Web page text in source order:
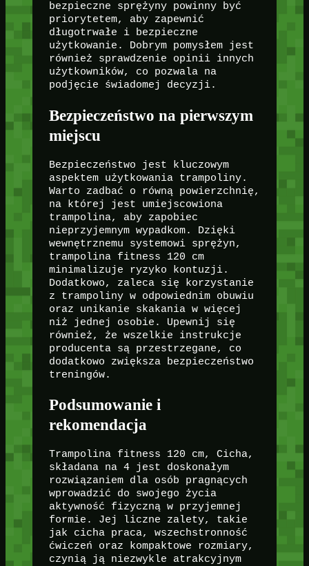
bezpieczne sprężyny powinny być
priorytetem, aby zapewnić
długotrwałe i bezpieczne
użytkowanie. Dobrym pomysłem jest
również sprawdzenie opinii innych
użytkowników, co pozwala na
podjęcie świadomej decyzji.
Bezpieczeństwo na pierwszym
miejscu
Bezpieczeństwo jest kluczowym
aspektem użytkowania trampoliny.
Warto zadbać o równą powierzchnię,
na której jest umiejscowiona
trampolina, aby zapobiec
nieprzyjemnym wypadkom. Dzięki
wewnętrznemu systemowi sprężyn,
trampolina fitness 120 cm
minimalizuje ryzyko kontuzji.
Dodatkowo, zaleca się korzystanie
z trampoliny w odpowiednim obuwiu
oraz unikanie skakania w więcej
niż jednej osobie. Upewnij się
również, że wszelkie instrukcje
producenta są przestrzegane, co
dodatkowo zwiększa bezpieczeństwo
treningów.
Podsumowanie i
rekomendacja
Trampolina fitness 120 cm, Cicha,
składana na 4 jest doskonałym
rozwiązaniem dla osób pragnących
wprowadzić do swojego życia
aktywność fizyczną w przyjemnej
formie. Jej liczne zalety, takie
jak cicha praca, wszechstronność
ćwiczeń oraz kompaktowe rozmiary,
czynią ją niezwykle atrakcyjnym